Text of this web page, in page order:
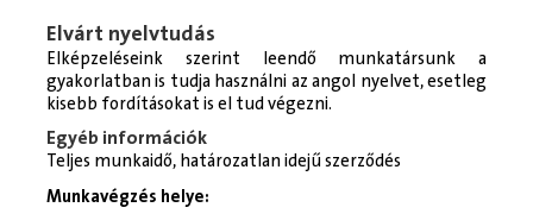
Elvárt nyelvtudás
Elképzeléseink szerint leendő munkatársunk a
gyakorlatban is tudja használni az angol nyelvet, esetleg
kisebb fordításokat is el tud végezni.
Egyéb információk
Teljes munkaidő, határozatlan idejű szerződés
Munkavégzés helye: